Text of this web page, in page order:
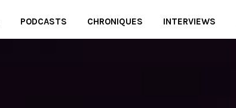
PODCASTS CHRONIQUES INTERVIEWS